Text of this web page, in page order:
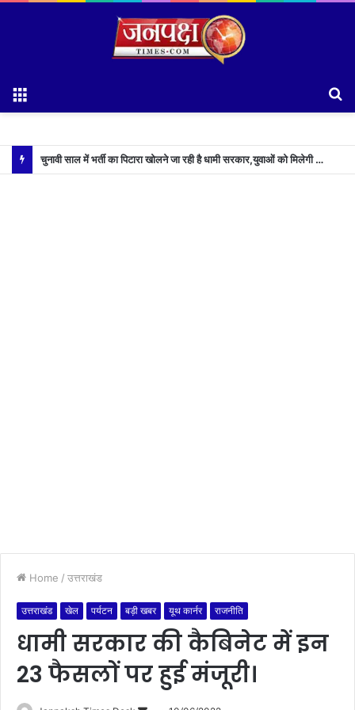
चुनावी साल में भर्ती का पिटारा खोलने जा रही है धामी सरकार,युवाओं को मिलेगी 34 हजार रिकॉर्ड भर्तियों की सौगात
Home / उत्तराखंड
उत्तराखंड खेल पर्यटन बड़ी खबर यूथ कार्नर राजनीति
धामी सरकार की कैबिनेट में इन
23 फैसलों पर हुई मंजूरी।